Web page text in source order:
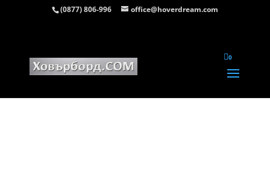
(0877) 806-996 office@hoverdream.com
0
/Ховърборд 10 инча/ ховърборд 10 инча Рънър